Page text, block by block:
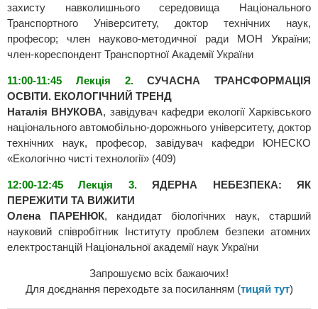
захисту навколишнього середовища Національного
Транспортного Університету, доктор технічних наук,
професор; член науково-методичної ради МОН України;
член-кореспондент Транспортної Академії України
11:00-11:45 Лекція 2.СУЧАСНА ТРАНСФОРМАЦІЯ
ОСВІТИ. ЕКОЛОГІЧНИЙ ТРЕНД
Наталія ВНУКОВА, завідувач кафедри екології Харківського
національного автомобільно-дорожнього університету, доктор
технічних наук, професор, завідувач кафедри ЮНЕСКО
«Екологічно чисті технології» (409)
12:00-12:45 Лекція 3.ЯДЕРНА НЕБЕЗПЕКА: ЯК
ПЕРЕЖИТИ ТА ВИЖИТИ
Олена ПАРЕНЮК, кандидат біологічних наук, старший
науковий співробітник Інституту проблем безпеки атомних
електростанцій Національної академії наук України
Запрошуємо всіх бажаючих!
Для доєднання переходьте за посиланням (тицяй тут)